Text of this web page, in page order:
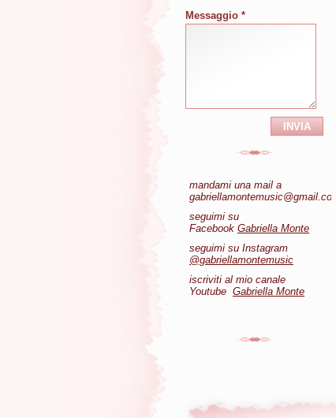
Messaggio *
mandami una mail a
gabriellamontemusic@gmail.com
seguimi su
Facebook Gabriella Monte
seguimi su Instagram
@gabriellamontemusic
iscriviti al mio canale
Youtube Gabriella Monte